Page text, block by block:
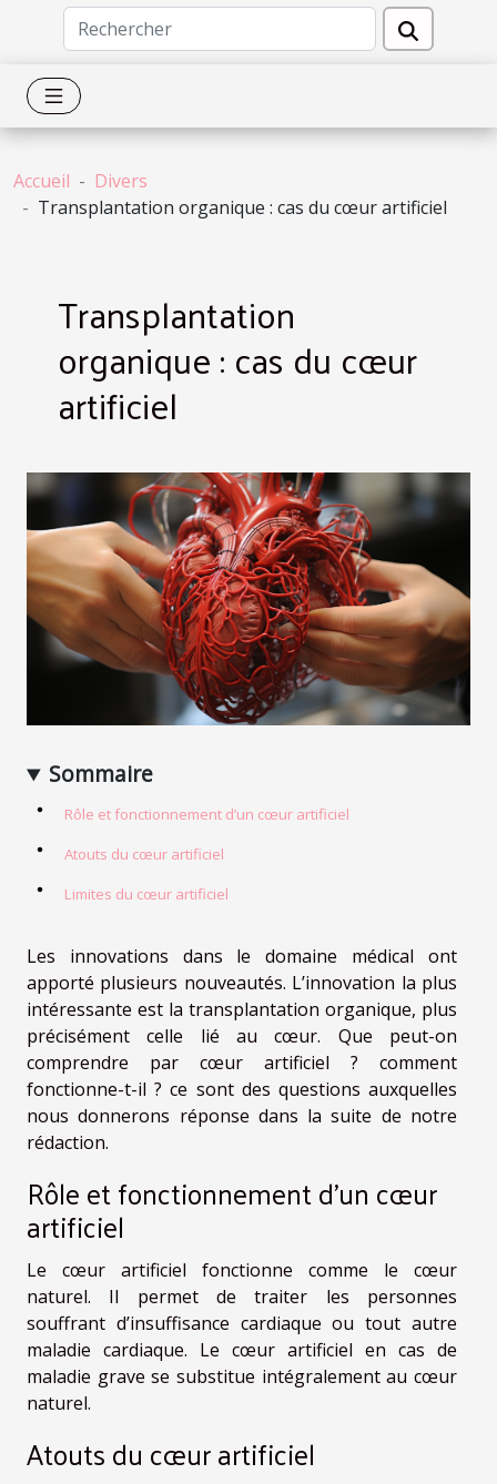
Accueil
Divers
Transplantation organique : cas du cœur artificiel
Transplantation
organique : cas du cœur
artificiel
Sommaire
Rôle et fonctionnement d’un cœur artificiel
Atouts du cœur artificiel
Limites du cœur artificiel
Les innovations dans le domaine médical ont
apporté plusieurs nouveautés. L’innovation la plus
intéressante est la transplantation organique, plus
précisément celle lié au cœur. Que peut-on
comprendre par cœur artificiel ? comment
fonctionne-t-il ? ce sont des questions auxquelles
nous donnerons réponse dans la suite de notre
rédaction.
Rôle et fonctionnement d’un cœur
artificiel
Le cœur artificiel fonctionne comme le cœur
naturel. Il permet de traiter les personnes
souffrant d’insuffisance cardiaque ou tout autre
maladie cardiaque. Le cœur artificiel en cas de
maladie grave se substitue intégralement au cœur
naturel.
Atouts du cœur artificiel